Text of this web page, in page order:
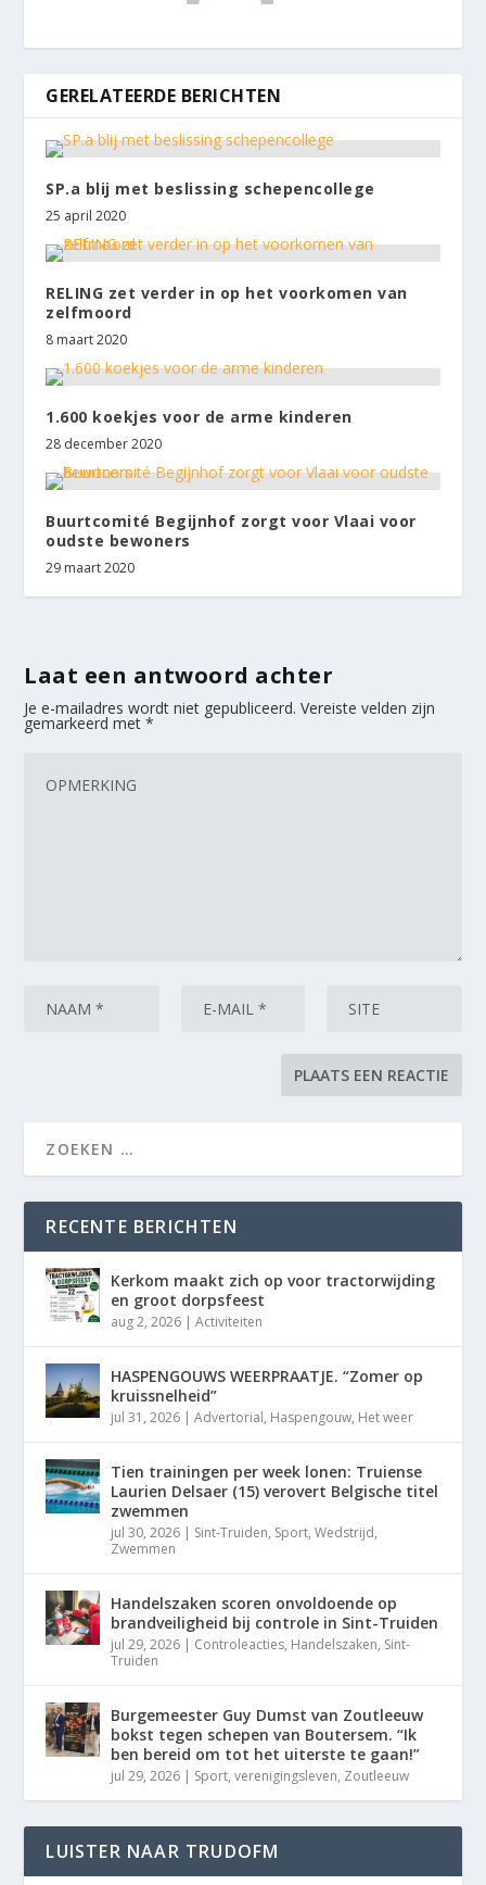
GERELATEERDE BERICHTEN
SP.a blij met beslissing schepencollege
25 april 2020
RELING zet verder in op het voorkomen van
zelfmoord
8 maart 2020
1.600 koekjes voor de arme kinderen
28 december 2020
Buurtcomité Begijnhof zorgt voor Vlaai voor
oudste bewoners
29 maart 2020
Laat een antwoord achter
Je e-mailadres wordt niet gepubliceerd. Vereiste velden zijn
gemarkeerd met*
RECENTE BERICHTEN
Kerkom maakt zich op voor tractorwijding
en groot dorpsfeest
aug 2, 2026 |Activiteiten
HASPENGOUWS WEERPRAATJE. “Zomer op
kruissnelheid”
jul 31, 2026 |Advertorial, Haspengouw, Het weer
Tien trainingen per week lonen: Truiense
Laurien Delsaer (15) verovert Belgische titel
zwemmen
jul 30, 2026 | Sint-Truiden, Sport,Wedstrijd,
Zwemmen
Handelszaken scoren onvoldoende op
brandveiligheid bij controle in Sint-Truiden
jul 29, 2026 | Controleacties, Handelszaken, Sint-
Truiden
Burgemeester Guy Dumst van Zoutleeuw
bokst tegen schepen van Boutersem. “Ik
ben bereid om tot het uiterste te gaan!”
jul 29, 2026 | Sport,verenigingsleven, Zoutleeuw
LUISTER NAAR TRUDOFM